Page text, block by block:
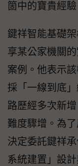
箇中的寶貴經驗
鍵祥智能基礎
享某公家機關
案例。他表示
採「一線到底
路歷經多次新
難度驟增。為
決定委託鍵祥
系統建置」設計